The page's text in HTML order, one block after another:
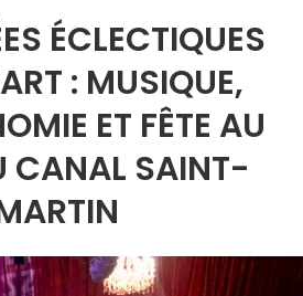
ÉCLECTIQUES
: MUSIQUE,
ET FÊTE AU
CANAL SAINT-